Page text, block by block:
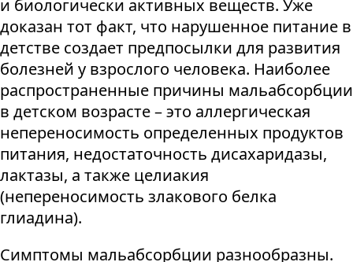
и биологически активных веществ. Уже
доказан тот факт, что нарушенное питание в
детстве создает предпосылки для развития
болезней у взрослого человека. Наиболее
распространенные причины мальабсорбции
в детском возрасте – это аллергическая
непереносимость определенных продуктов
питания, недостаточность дисахаридазы,
лактазы, а также целиакия
(непереносимость злакового белка
глиадина).
Симптомы мальабсорбции разнообразны.